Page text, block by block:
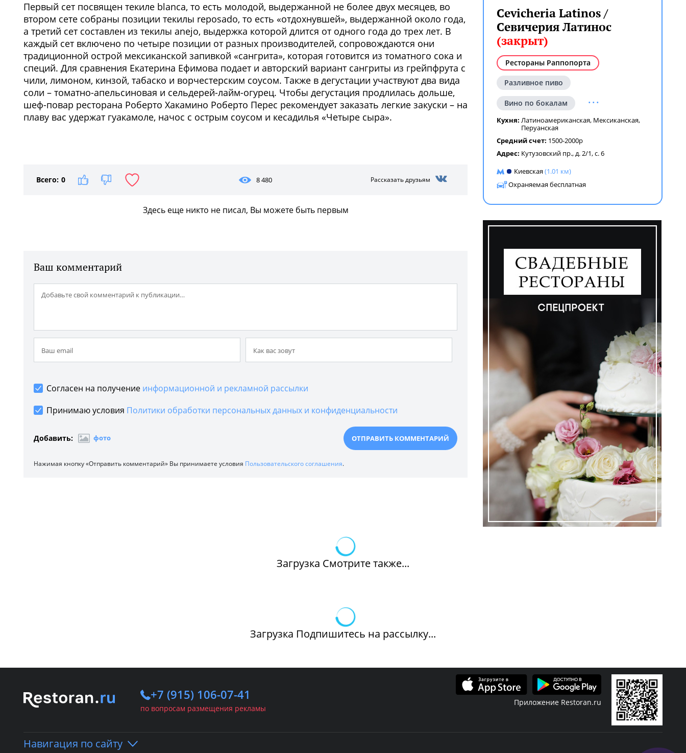
Первый сет посвящен текиле blanca, то есть молодой, выдержанной не более двух месяцев, во
втором сете собраны позиции текилы reposado, то есть «отдохнувшей», выдержанной около года,
а третий сет составлен из текилы anejo, выдержка которой длится от одного года до трех лет. В
каждый сет включено по четыре позиции от разных производителей, сопровождаются они
традиционной острой мексиканской запивкой «сангрита», которая готовится из томатного сока и
специй. Для сравнения Екатерина Ефимова подает и авторский вариант сангриты из грейпфрута с
чили, лимоном, кинзой, табаско и ворчестерским соусом. Также в дегустации участвуют два вида
соли – томатно-апельсиновая и сельдерей-лайм-огурец. Чтобы дегустация продлилась дольше,
шеф-повар ресторана Роберто Хакамино Роберто Перес рекомендует заказать легкие закуски – на
плаву вас удержат гуакамоле, начос с острым соусом и кесадилья «Четыре сыра».
Фото предоставлены заведением
Всего: 0 8 480 Рассказать друзьям
Здесь еще никто не писал, Вы можете быть первым
Ваш комментарий
Согласен на получение информационной и рекламной рассылки
Принимаю условия Политики обработки персональных данных и конфиденциальности
Добавить: фото
Нажимая кнопку «Отправить комментарий» Вы принимаете условия Пользовательского соглашения.
Cevicheria Latinos /
Севичерия Латинос
(закрыт)
Рестораны Раппопорта
Разливное пиво
Вино по бокалам ...
Кухня: Латиноамериканская, Мексиканская,
Перуанская
Средний счет: 1500-2000р
Адрес: Кутузовский пр., д. 2/1, с. 6
Киевская(1.01 км)
Охраняемая бесплатная
Загрузка Смотрите также...
Загрузка Подпишитесь на рассылку...
+7 (915) 106-07-41
по вопросам размещения рекламы
Приложение Restoran.ru
Навигация по сайту